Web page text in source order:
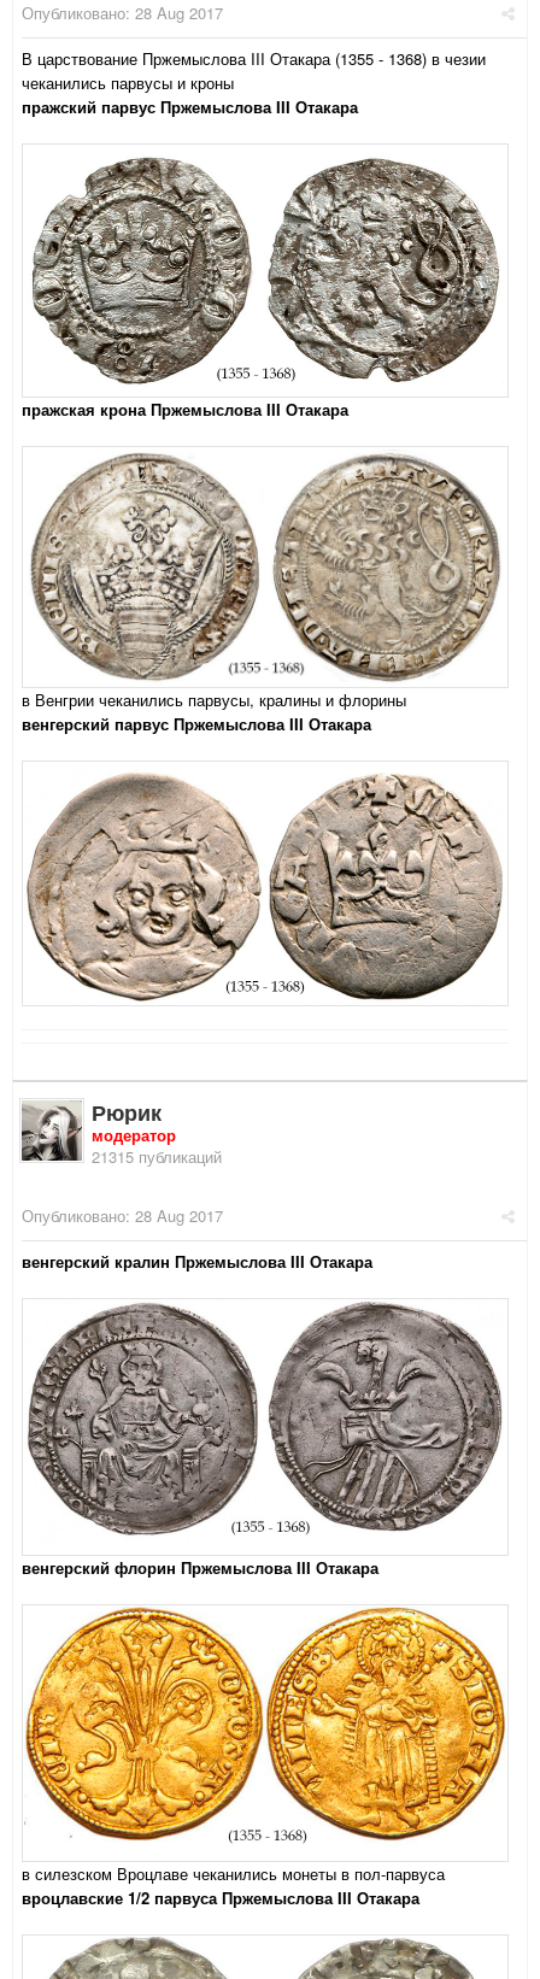
Опубликовано: 28 Aug 2017
В царствование Пржемыслова III Отакара (1355 - 1368) в чезии
чеканились парвусы и кроны
пражский парвус Пржемыслова III Отакара
пражская крона Пржемыслова III Отакара
в Венгрии чеканились парвусы, кралины и флорины
венгерский парвус Пржемыслова III Отакара
Рюрик
модератор
21315 публикаций
Опубликовано: 28 Aug 2017
венгерский кралин Пржемыслова III Отакара
венгерский флорин Пржемыслова III Отакара
в силезском Вроцлаве чеканились монеты в пол-парвуса
вроцлавские 1/2 парвуса Пржемыслова III Отакара